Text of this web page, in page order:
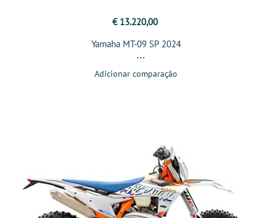
€ 13.220,00
Yamaha MT-09 SP 2024
Adicionar comparação